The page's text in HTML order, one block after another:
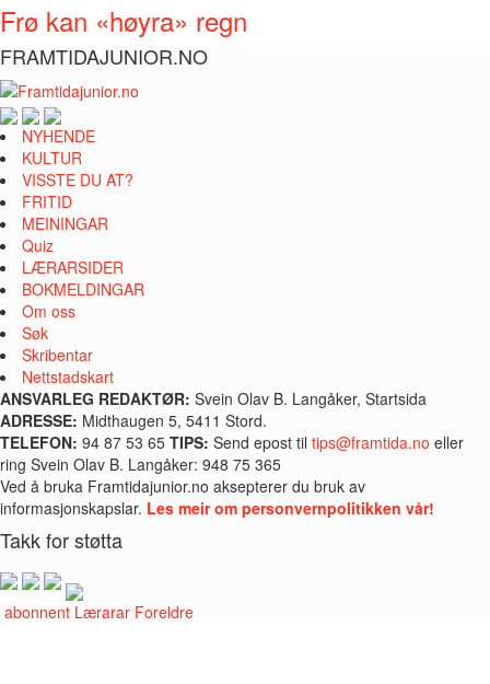
Frø kan «høyra» regn
FRAMTIDAJUNIOR.NO
NYHENDE
KULTUR
VISSTE DU AT?
FRITID
MEININGAR
Quiz
LÆRARSIDER
BOKMELDINGAR
Om oss
Søk
Skribentar
Nettstadskart
ANSVARLEG REDAKTØR: Svein Olav B. Langåker, Startsida
ADRESSE: Midthaugen 5, 5411 Stord.
TELEFON: 94 87 53 65 TIPS: Send epost til tips@framtida.no eller
ring Svein Olav B. Langåker: 948 75 365
Ved å bruka Framtidajunior.no aksepterer du bruk av
informasjonskapslar. Les meir om personvernpolitikken vår!
Takk for støtta
abonnent Lærarar Foreldre